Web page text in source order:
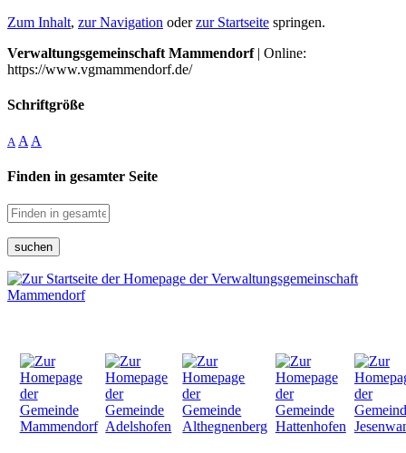
Zum Inhalt, zur Navigation oderzur Startseite springen.
Verwaltungsgemeinschaft Mammendorf| Online:
https://www.vgmammendorf.de/
Schriftgröße
A A A
Finden in gesamter Seite
suchen